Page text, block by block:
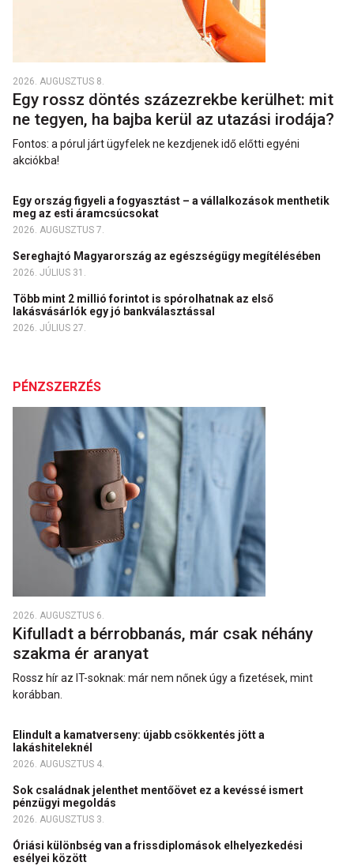
2026. AUGUSZTUS 8.
Egy rossz döntés százezrekbe kerülhet: mit
ne tegyen, ha bajba kerül az utazási irodája?
Fontos: a pórul járt ügyfelek ne kezdjenek idő előtti egyéni
akciókba!
Egy ország figyeli a fogyasztást – a vállalkozások menthetik
meg az esti áramcsúcsokat
2026. AUGUSZTUS 7.
Sereghajtó Magyarország az egészségügy megítélésében
2026. JÚLIUS 31.
Több mint 2 millió forintot is spórolhatnak az első
lakásvásárlók egy jó bankválasztással
2026. JÚLIUS 27.
PÉNZSZERZÉS
2026. AUGUSZTUS 6.
Kifulladt a bérrobbanás, már csak néhány
szakma ér aranyat
Rossz hír az IT-soknak: már nem nőnek úgy a fizetések, mint
korábban.
Elindult a kamatverseny: újabb csökkentés jött a
lakáshiteleknél
2026. AUGUSZTUS 4.
Sok családnak jelenthet mentőövet ez a kevéssé ismert
pénzügyi megoldás
2026. AUGUSZTUS 3.
Óriási különbség van a frissdiplomások elhelyezkedési
esélyei között